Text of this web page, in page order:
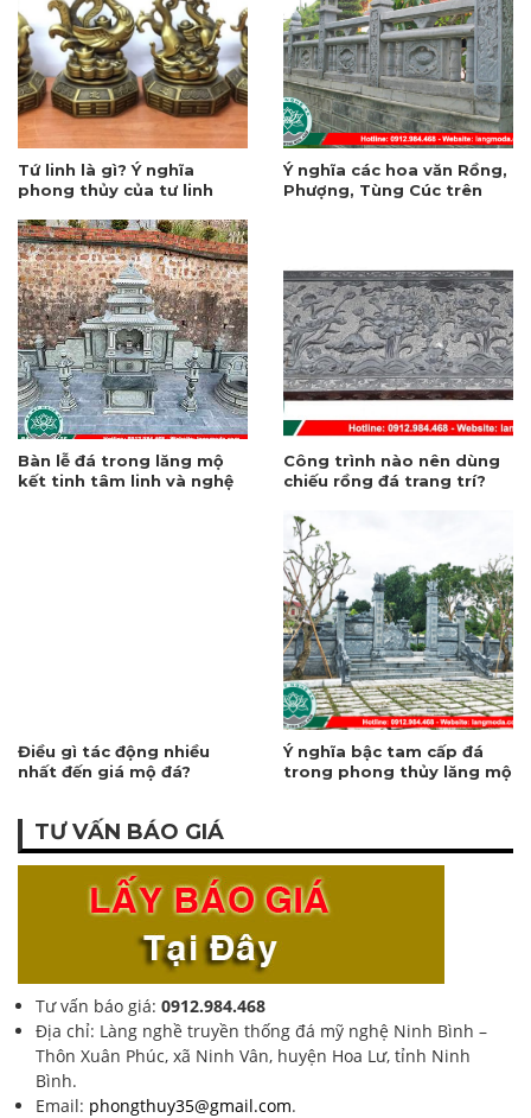
Tứ linh là gì? Ý nghĩa
phong thủy của tư linh
Ý nghĩa các hoa văn Rồng,
Phượng, Tùng Cúc trên
Bàn lễ đá trong lăng mộ
kết tinh tâm linh và nghệ
Công trình nào nên dùng
chiếu rồng đá trang trí?
Điều gì tác động nhiều
nhất đến giá mộ đá?
Ý nghĩa bậc tam cấp đá
trong phong thủy lăng mộ
TƯ VẤN BÁO GIÁ
Tư vấn báo giá: 0912.984.468
Địa chỉ: Làng nghề truyền thống đá mỹ nghệ Ninh Bình –
Thôn Xuân Phúc, xã Ninh Vân, huyện Hoa Lư, tỉnh Ninh
Bình.
Email: phongthuy35@gmail.com.